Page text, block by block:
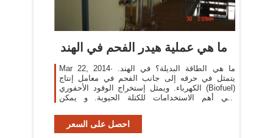
ما هي عملية هيدر الفحم في الهند
Mar 22, 2014· ما هي الطاقة البديلة؟ في الهند.
يتمثل في حرقه إلى جانب الفحم في معامل إنتاج
الكهرباء. ويمثل إستخراج الوقود الأحفوري (Biofuel)
ثاني أهم الاستخدامات للكتلة الحيوية. و يمكن
احصل على السعر